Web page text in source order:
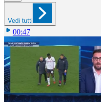
Vedi tutti
00:47